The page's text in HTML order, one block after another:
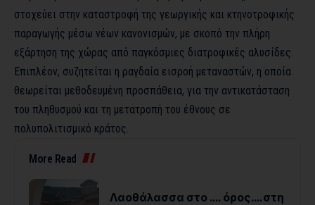
στοχεύει στην καταστροφή της γεωργικής και κτηνοτροφικής
παραγωγής μέσω νέων κανονισμών, με σκοπό την πλήρη
εξάρτηση της χώρας από παγκόσμιες διατροφικές αλυσίδες.
Επιπλέον, συζητείται η ραγδαία εισροή μεταναστών, η οποία
θεωρείται μεθοδευμένη προσπάθεια, για την αντικατάσταση
του πληθυσμού και τη μετατροπή του έθνους σε
πολυπολιτισμικό κράτος.
More Read
Λαοθάλασσα στο …. όρος….στη